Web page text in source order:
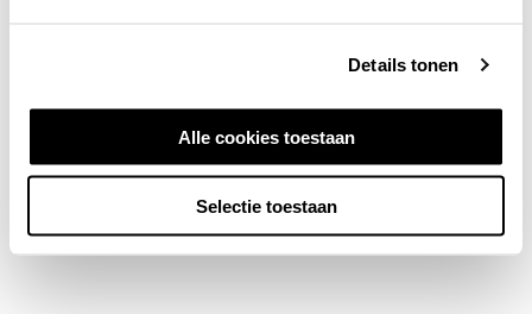
Details tonen
Alle cookies toestaan
Selectie toestaan